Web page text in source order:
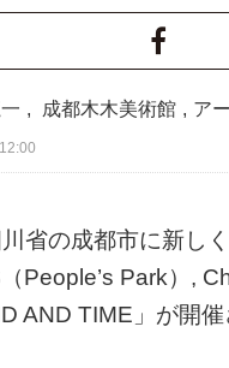
, 成都木木美術館 , ア
省の成都市に新し
People’s Park）,
AND TIME」が開